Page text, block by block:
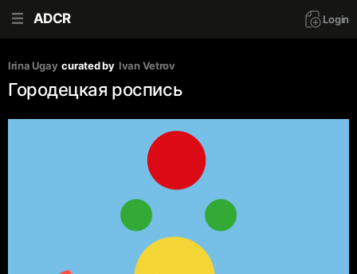
ADCR Login
Irina Ugay curated by Ivan Vetrov
Городецкая роспись